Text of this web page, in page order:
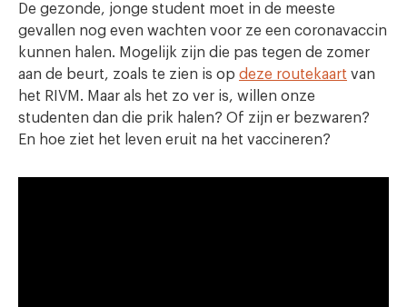
De gezonde, jonge student moet in de meeste
gevallen nog even wachten voor ze een coronavaccin
kunnen halen. Mogelijk zijn die pas tegen de zomer
aan de beurt, zoals te zien is op deze routekaart van
het RIVM. Maar als het zo ver is, willen onze
studenten dan die prik halen? Of zijn er bezwaren?
En hoe ziet het leven eruit na het vaccineren?